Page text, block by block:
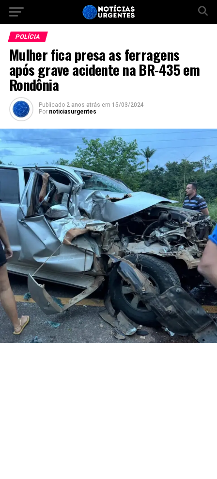
POLÍCIA
Mulher fica presa as ferragens
após grave acidente na BR-435 em
Rondônia
Publicado 2 anos atrás em 15/03/2024
Por noticiasurgentes